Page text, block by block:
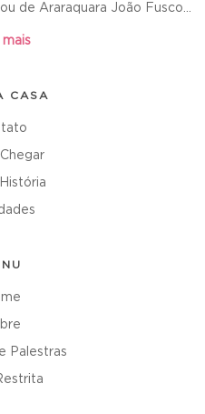
de Araraquara João Fusco...
mais
CASA
Palestras